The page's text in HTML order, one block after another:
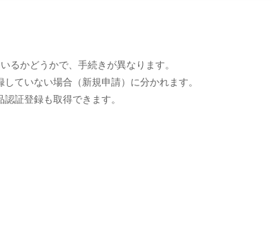
るかどうかで、手続きが異なります。
ていない場合（新規申請）に分かれます。
証登録も取得できます。